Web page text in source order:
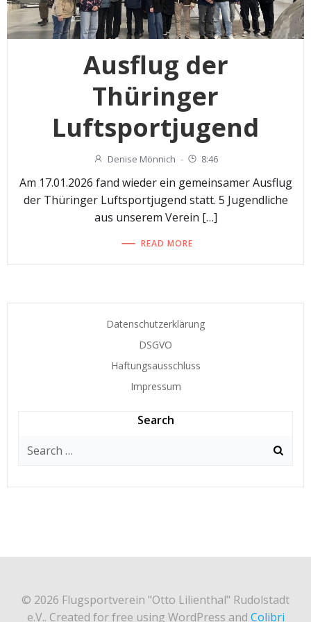
Ausflug der
Thüringer
Luftsportjugend
Denise Mönnich - 8:46
Am 17.01.2026 fand wieder ein gemeinsamer Ausflug
der Thüringer Luftsportjugend statt. 5 Jugendliche
aus unserem Verein […]
READ MORE
Datenschutzerklärung
DSGVO
Haftungsausschluss
Impressum
Search
Search
© 2026 Flugsportverein "Otto Lilienthal" Rudolstadt
e.V.. Created for free using WordPress and Colibri